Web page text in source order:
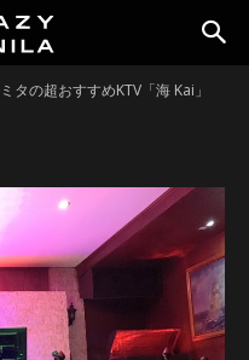
タの超おすすめKTV「海 Kai」